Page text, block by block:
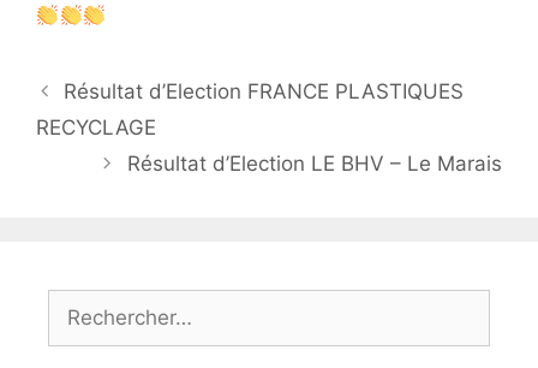
Résultat d’Election FRANCE PLASTIQUES
RECYCLAGE
Résultat d’Election LE BHV – Le Marais